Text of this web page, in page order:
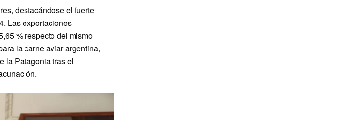
destacándose el fuerte
Las exportaciones
% respecto del mismo
la carne aviar argentina,
la Patagonia tras el